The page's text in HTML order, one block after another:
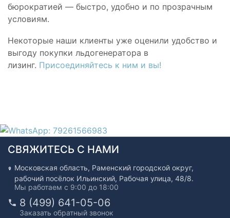
бюрократией — быстро, удобно и по прозрачным
условиям.
Некоторые наши клиенты уже оценили удобство и
выгоду покупки льдогенератора в
лизинг. Присоединяйтесь к ним и вы!
СВЯЖИТЕСЬ С НАМИ
Московская область, Раменский городской округ,
рабочий посёлок Ильинский, Рабочая улица, 48/8.
Мы работаем с 9:00 до 18:00
8 (499) 641-05-06
Заказать обратный звонок